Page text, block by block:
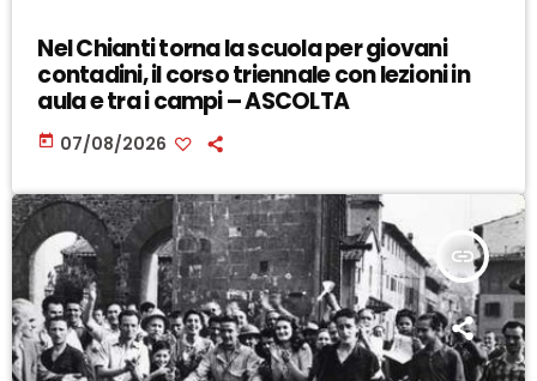
Nel Chianti torna la scuola per giovani
contadini, il corso triennale con lezioni in
aula e tra i campi – ASCOLTA
today 07/08/2026
insert_link